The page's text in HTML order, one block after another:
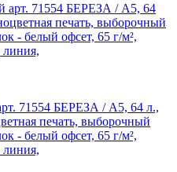
71554 БЕРЕЗА / А5, 64 л.,
печать, выборочный
- белый офсет, 65 г/м²,
линия,